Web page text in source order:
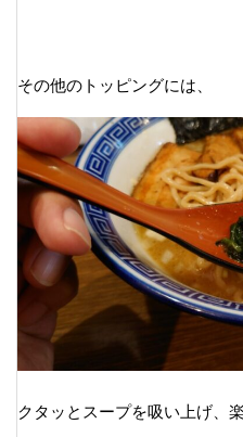
その他のトッピングには、
クタッとスープを吸い上げ、